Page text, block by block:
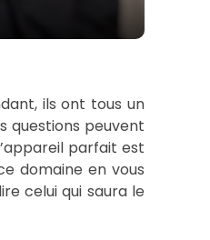
ils ont tous un
questions peuvent
parfait est
domaine en vous
celui qui saura le